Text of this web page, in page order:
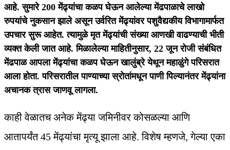
आहे. सुमारे 200 मेंढ्यांचा कळप घेऊन आलेल्या मेंढपाळाचे लाखो
रुपयांचे नुकसान झाले असून उर्वरित मेंढ्यांवर पशुवैद्यकीय विभागामार्फत
उपचार सुरू आहेत. त्यामुळे मृत मेंढ्यांची संख्या आणखी वाढण्याची भीती
व्यक्त केली जात आहे. मिळालेल्या माहितीनुसार, 22 जून रोजी संबंधित
मेंढपाळ आपला मेंढ्यांचा कळप घेऊन खालुंब्रे येथून महाळुंगे परिसरात
आला होता. परिसरातील पाण्याच्या स्रोतांमधून पाणी पिल्यानंतर मेंढ्यांना
अचानक त्रास जाणवू लागला.
काही वेळातच अनेक मेंढ्या जमिनीवर कोसळल्या आणि
आतापर्यंत 45 मेंढ्यांचा मृत्यू झाला आहे. विशेष म्हणजे, गेल्या एका